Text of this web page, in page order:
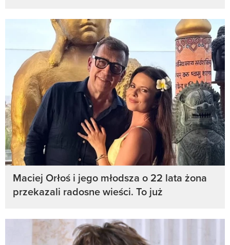
Maciej Orłoś i jego młodsza o 22 lata żona
przekazali radosne wieści. To już